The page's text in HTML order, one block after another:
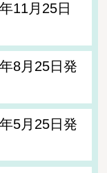
11月25日
8月25日発
5月25日発